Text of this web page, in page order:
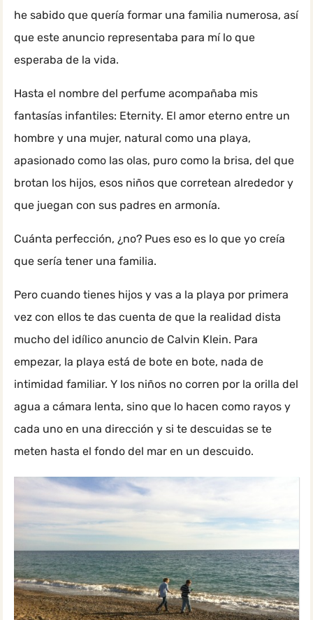
he sabido que quería formar una familia numerosa, así
que este anuncio representaba para mí lo que
esperaba de la vida.
Hasta el nombre del perfume acompañaba mis
fantasías infantiles: Eternity. El amor eterno entre un
hombre y una mujer, natural como una playa,
apasionado como las olas, puro como la brisa, del que
brotan los hijos, esos niños que corretean alrededor y
que juegan con sus padres en armonía.
Cuánta perfección, ¿no? Pues eso es lo que yo creía
que sería tener una familia.
Pero cuando tienes hijos y vas a la playa por primera
vez con ellos te das cuenta de que la realidad dista
mucho del idílico anuncio de Calvin Klein. Para
empezar, la playa está de bote en bote, nada de
intimidad familiar. Y los niños no corren por la orilla del
agua a cámara lenta, sino que lo hacen como rayos y
cada uno en una dirección y si te descuidas se te
meten hasta el fondo del mar en un descuido.